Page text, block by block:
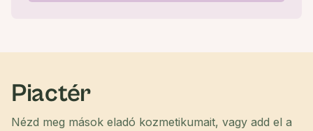
Piactér
Nézd meg mások eladó kozmetikumait, vagy add el a